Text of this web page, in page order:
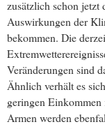
zusätzlich schon jetzt
Auswirkungen der
bekommen. Die
Veränderungen sind
Ähnlich verhält es
geringen
Armen werden